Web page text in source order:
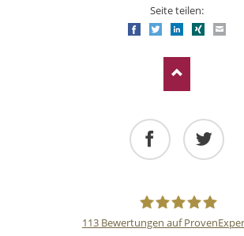
Seite teilen:
FacebookTwitterLinkedIn
Xing
113 Bewertungen auf